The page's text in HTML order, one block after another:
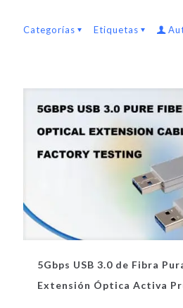
Categorías Etiquetas
5Gbps USB 3.0 de Fibra
Extensión Óptica Activa